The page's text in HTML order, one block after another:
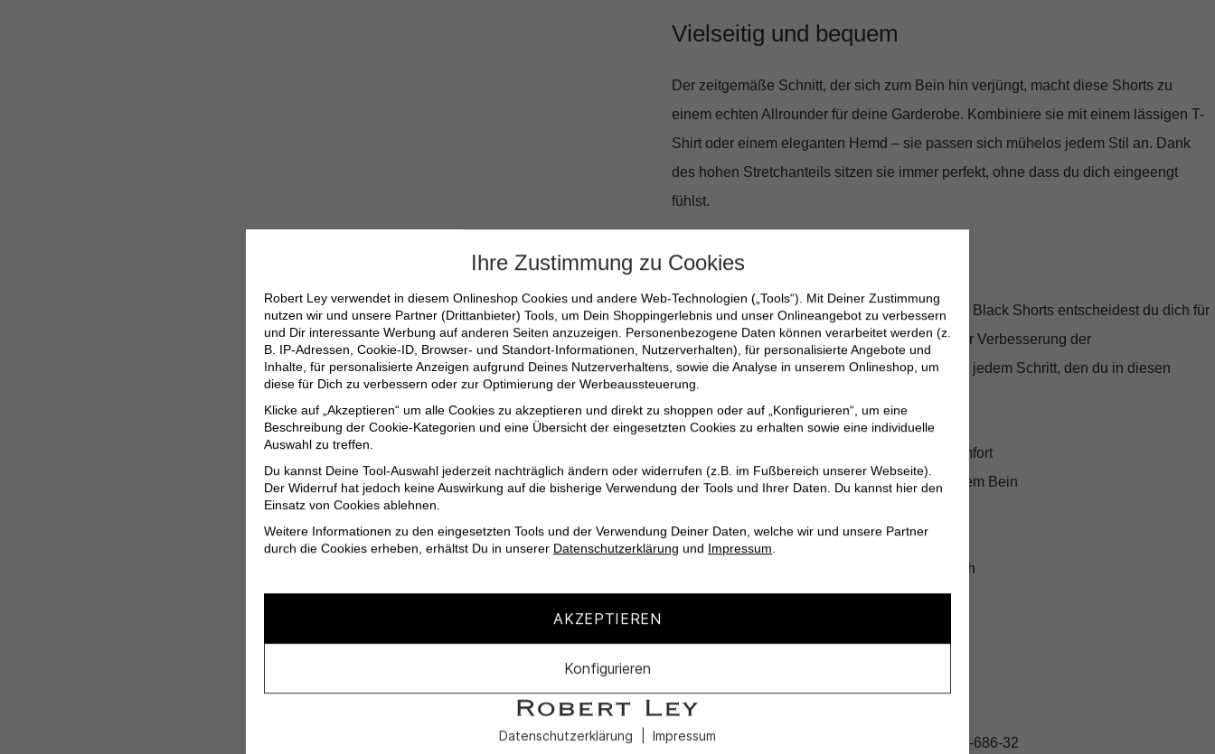
Vielseitig und bequem
Der zeitgemäße Schnitt, der sich zum Bein hin verjüngt, macht diese Shorts zu
einem echten Allrounder für deine Garderobe. Kombiniere sie mit einem lässigen T-
Shirt oder einem eleganten Hemd – sie passen sich mühelos jedem Stil an. Dank
des hohen Stretchanteils sitzen sie immer perfekt, ohne dass du dich eingeengt
fühlst.
Dein Beitrag zur Umwelt
Wähle Mode, die mehr kann. Mit diesen BOSS Black Shorts entscheidest du dich für
ein Produkt, das die Umwelt respektiert und zur Verbesserung der
Lebensbedingungen beiträgt. Fühl dich gut mit jedem Schritt, den du in diesen
Shorts gehst.
Stretch-Baumwolle für ultimativen Tragekomfort
Zeitgemäßer Schnitt mit schmaler werdendem Bein
Vielseitig kombinierbar für jeden Anlass
Stilvolles Design mit nachhaltigem Anspruch
Produktdetails
Produktnummer:
31.50555235-686-32
Ihre Zustimmung zu Cookies
Robert Ley verwendet in diesem Onlineshop Cookies und andere Web-Technologien („Tools“). Mit Deiner Zustimmung
nutzen wir und unsere Partner (Drittanbieter) Tools, um Dein Shoppingerlebnis und unser Onlineangebot zu verbessern
und Dir interessante Werbung auf anderen Seiten anzuzeigen. Personenbezogene Daten können verarbeitet werden (z.
B. IP-Adressen, Cookie-ID, Browser- und Standort-Informationen, Nutzerverhalten), für personalisierte Angebote und
Inhalte, für personalisierte Anzeigen aufgrund Deines Nutzerverhaltens, sowie die Analyse in unserem Onlineshop, um
diese für Dich zu verbessern oder zur Optimierung der Werbeaussteuerung.
Klicke auf „Akzeptieren“ um alle Cookies zu akzeptieren und direkt zu shoppen oder auf „Konfigurieren“, um eine
Beschreibung der Cookie-Kategorien und eine Übersicht der eingesetzten Cookies zu erhalten sowie eine individuelle
Auswahl zu treffen.
Du kannst Deine Tool-Auswahl jederzeit nachträglich ändern oder widerrufen (z.B. im Fußbereich unserer Webseite).
Der Widerruf hat jedoch keine Auswirkung auf die bisherige Verwendung der Tools und Ihrer Daten. Du kannst hier den
Einsatz von Cookies ablehnen.
Weitere Informationen zu den eingesetzten Tools und der Verwendung Deiner Daten, welche wir und unsere Partner
durch die Cookies erheben, erhältst Du in unserer Datenschutzerklärung und Impressum.
AKZEPTIEREN
Konfigurieren
Datenschutzerklärung Impressum